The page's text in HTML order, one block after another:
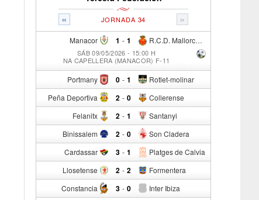
« »
JORNADA 34
Manacor 1 - R.C.D. Mallorca Sad "B"
1
SÁB 09/05/2026 - 15:00 H
NA CAPELLERA (MANACOR) F-11
Portmany 0 - Rotlet-molinar
1
Peña Deportiva 2 - Collerense
0
Felanitx 2 - Santanyi
1
Binissalem 2 - Son Cladera
0
Cardassar 3 - Platges de Calvia
1
Llosetense 2 - Formentera
2
Constancia 3 - Inter Ibiza
0